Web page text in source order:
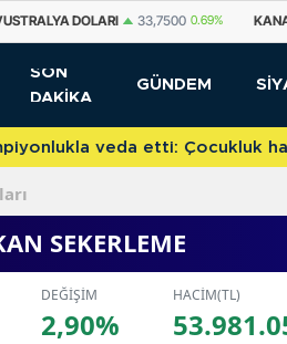
0.69% KANADA DOLARI 34,2339 0.73%
SON
DAKİKA
GÜNDEM
veda etti: Çocukluk
SEKERLEME
DEĞİŞİM
2,90%
HACİM(TL)